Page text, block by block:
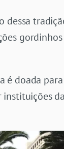
dessa
é doada